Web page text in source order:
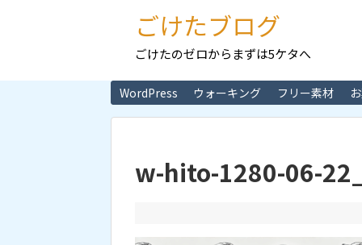
ごけたブログ
ごけたのゼロからまずは5ケタへ
WordPress ウォーキング フリー素材
w-hito-1280-06-